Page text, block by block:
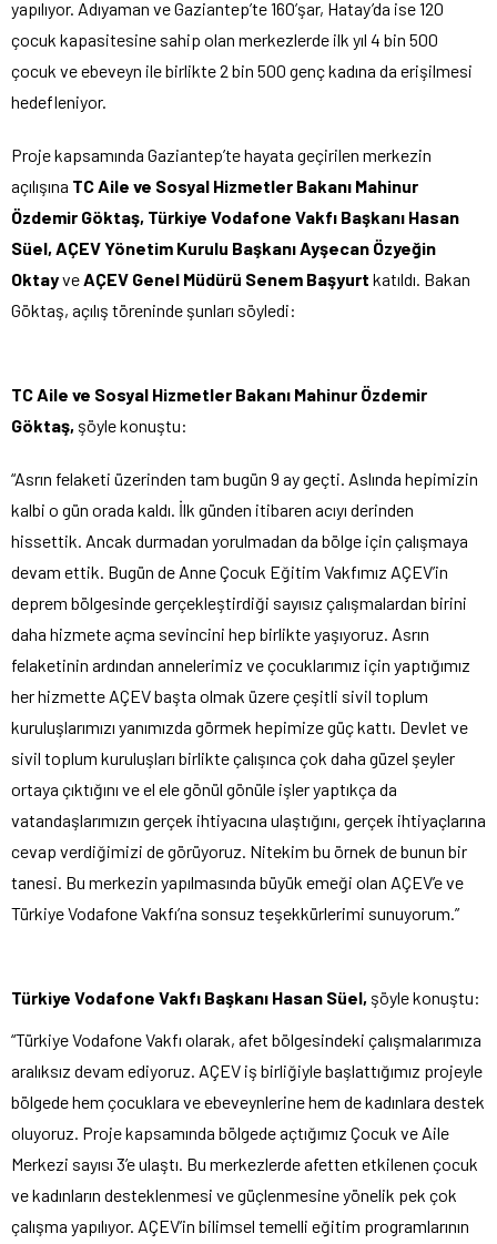
yapılıyor. Adıyaman ve Gaziantep’te 160’şar, Hatay’da ise 120
çocuk kapasitesine sahip olan merkezlerde ilk yıl 4 bin 500
çocuk ve ebeveyn ile birlikte 2 bin 500 genç kadına da erişilmesi
hedefleniyor.
Proje kapsamında Gaziantep’te hayata geçirilen merkezin
açılışına TC Aile ve Sosyal Hizmetler Bakanı Mahinur
Özdemir Göktaş, Türkiye Vodafone Vakfı Başkanı Hasan
Süel, AÇEV Yönetim Kurulu Başkanı Ayşecan Özyeğin
Oktayve AÇEV Genel Müdürü Senem Başyurt katıldı. Bakan
Göktaş, açılış töreninde şunları söyledi:
TC Aile ve Sosyal Hizmetler Bakanı Mahinur Özdemir
Göktaş, şöyle konuştu:
“Asrın felaketi üzerinden tam bugün 9 ay geçti. Aslında hepimizin
kalbi o gün orada kaldı. İlk günden itibaren acıyı derinden
hissettik. Ancak durmadan yorulmadan da bölge için çalışmaya
devam ettik. Bugün de Anne Çocuk Eğitim Vakfımız AÇEV’in
deprem bölgesinde gerçekleştirdiği sayısız çalışmalardan birini
daha hizmete açma sevincini hep birlikte yaşıyoruz. Asrın
felaketinin ardından annelerimiz ve çocuklarımız için yaptığımız
her hizmette AÇEV başta olmak üzere çeşitli sivil toplum
kuruluşlarımızı yanımızda görmek hepimize güç kattı. Devlet ve
sivil toplum kuruluşları birlikte çalışınca çok daha güzel şeyler
ortaya çıktığını ve el ele gönül gönüle işler yaptıkça da
vatandaşlarımızın gerçek ihtiyacına ulaştığını, gerçek ihtiyaçlarına
cevap verdiğimizi de görüyoruz. Nitekim bu örnek de bunun bir
tanesi. Bu merkezin yapılmasında büyük emeği olan AÇEV’e ve
Türkiye Vodafone Vakfı’na sonsuz teşekkürlerimi sunuyorum.”
Türkiye Vodafone Vakfı Başkanı Hasan Süel, şöyle konuştu:
“Türkiye Vodafone Vakfı olarak, afet bölgesindeki çalışmalarımıza
aralıksız devam ediyoruz. AÇEV iş birliğiyle başlattığımız projeyle
bölgede hem çocuklara ve ebeveynlerine hem de kadınlara destek
oluyoruz. Proje kapsamında bölgede açtığımız Çocuk ve Aile
Merkezi sayısı 3’e ulaştı. Bu merkezlerde afetten etkilenen çocuk
ve kadınların desteklenmesi ve güçlenmesine yönelik pek çok
çalışma yapılıyor. AÇEV’in bilimsel temelli eğitim programlarının